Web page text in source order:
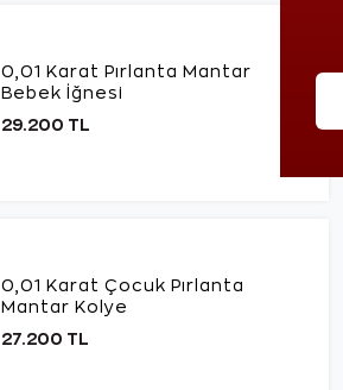
0,01 Karat Pırlanta Mantar
Bebek İğnesi
29.200 TL
0,01 Karat Çocuk Pırlanta
Mantar Kolye
27.200 TL